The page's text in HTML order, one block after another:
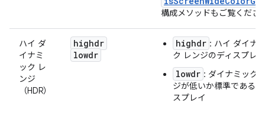
構成メソッドもご覧くださ
ハイ ダ
イナミ
ック レ
ンジ
（HDR）
highdr
lowdr
highdr : ハイ ダイナ
ク レンジのディスプレイ
lowdr : ダイナミック
ジが低いか標準である
スプレイ